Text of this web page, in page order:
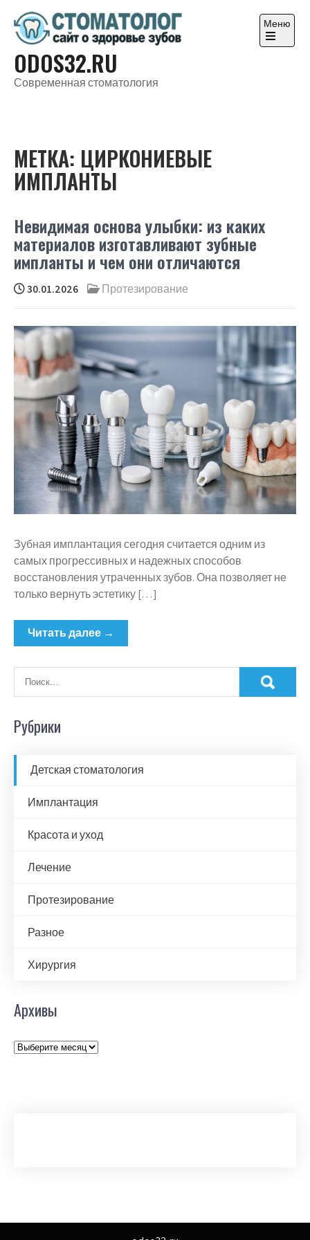
содержимому
ODOS32.RU
Современная стоматология
Меню
Откройте
МЕТКА: ЦИРКОНИЕВЫЕ
ИМПЛАНТЫ
Невидимая основа улыбки: из каких
материалов изготавливают зубные
импланты и чем они отличаются
30.01.2026 Протезирование
Зубная имплантация сегодня считается одним из
самых прогрессивных и надежных способов
восстановления утраченных зубов. Она позволяет не
только вернуть эстетику […]
Читать далее →
Рубрики
Детская стоматология
Имплантация
Красота и уход
Лечение
Протезирование
Разное
Хирургия
Архивы
Архивы